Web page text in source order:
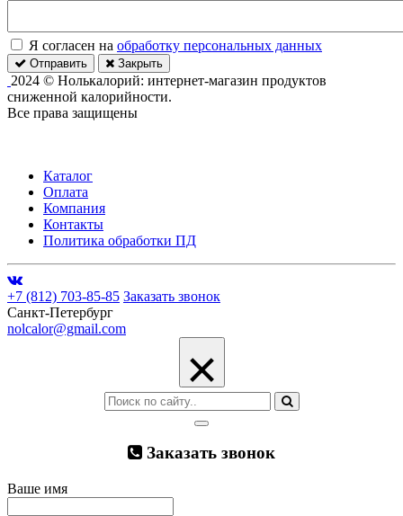
Я согласен на обработку персональных данных
Отправить Закрыть
2024 © Нолькалорий: интернет-магазин продуктов
сниженной калорийности.
Все права защищены
Каталог
Оплата
Компания
Контакты
Политика обработки ПД
+7 (812) 703-85-85 Заказать звонок
Санкт-Петербург
nolcalor@gmail.com
×
Заказать звонок
Ваше имя